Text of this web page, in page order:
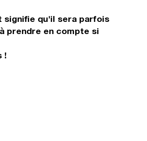
signifie qu'il sera parfois
prendre en compte si
!